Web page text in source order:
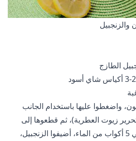
والزنجبيل
واضغطوا عليها باستخدام الجانب
زيوت العطرية)، ثم قطعوها إلى
شرائح بطول 5 سم. اغلي 5 أكواب من الماء، أضيفوا الزنجبيل،